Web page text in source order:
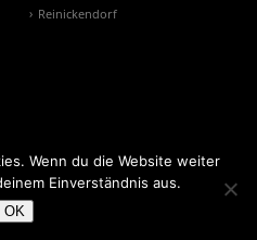
Reinickendorf
Wenn du die Website weiter
Einverständnis aus.
OK